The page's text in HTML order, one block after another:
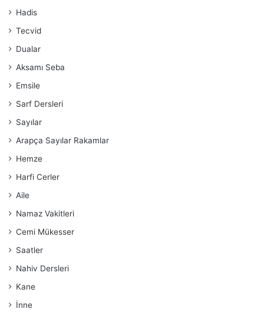
Hadis
Tecvid
Dualar
Aksamı Seba
Emsile
Sarf Dersleri
Sayılar
Arapça Sayılar Rakamlar
Hemze
Harfi Cerler
Aile
Namaz Vakitleri
Cemi Mükesser
Saatler
Nahiv Dersleri
Kane
İnne